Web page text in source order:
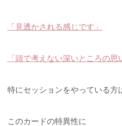
「見透かされる感じです」
「頭で考えない深いところの思
特にセッションをやっている方
このカードの特異性に